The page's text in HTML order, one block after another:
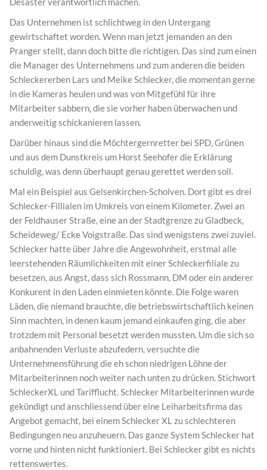
Das Unternehmen ist schlichtweg in den Untergang
gewirtschaftet worden. Wenn man jetzt jemanden an den
Pranger stellt, dann doch bitte die richtigen. Das sind zum einen
die Manager des Unternehmens und zum anderen die beiden
Schleckererben Lars und Meike Schlecker, die momentan gerne
in die Kameras heulen und was von Mitgefühl für ihre
Mitarbeiter sabbern, die sie vorher haben überwachen und
anderweitig schickanieren lassen.
Darüber hinaus sind die Möchtergernretter bei SPD, Grünen
und aus dem Dunstkreis um Horst Seehofer die Erklärung
schuldig, was denn überhaupt genau gerettet werden soll.
Mal ein Beispiel aus Gelsenkirchen-Scholven. Dort gibt es drei
Schlecker-Fillialen im Umkreis von einem Kilometer. Zwei an
der Feldhauser Straße, eine an der Stadtgrenze zu Gladbeck,
Scheideweg/ Ecke Voigstraße. Das sind wenigstens zwei zuviel.
Schlecker hatte über Jahre die Angewohnheit, erstmal alle
leerstehenden Räumlichkeiten mit einer Schleckerfiliale zu
besetzen, aus Angst, dass sich Rossmann, DM oder ein anderer
Konkurent in den Laden einmieten könnte. Die Folge waren
Läden, die niemand brauchte, die betriebswirtschaftlich keinen
Sinn machten, in denen kaum jemand einkaufen ging, die aber
trotzdem mit Personal besetzt werden mussten. Um die sich so
anbahnenden Verluste abzufedern, versuchte die
Unternehmensführung die eh schon niedrigen Löhne der
Mitarbeiterinnen noch weiter nach unten zu drücken. Stichwort
SchleckerXL und Tarifflucht. Schlecker Mitarbeiterinnen wurde
gekündigt und anschliessend über eine Leiharbeitsfirma das
Angebot gemacht, bei einem Schlecker XL zu schlechteren
Bedingungen neu anzuheuern. Das ganze System Schlecker hat
vorne und hinten nicht funktioniert. Bei Schlecker gibt es nichts
rettenswertes.